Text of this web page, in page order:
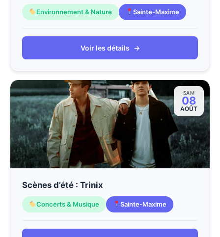
Environnement & Nature Sainte-Maxime
Voir les détails →
SAM
08
AOÛT
Scènes d’été : Trinix
Concerts & Musique Sainte-Maxime